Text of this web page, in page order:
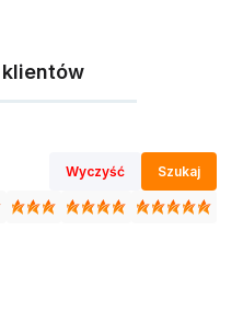
Wyczyść Szukaj